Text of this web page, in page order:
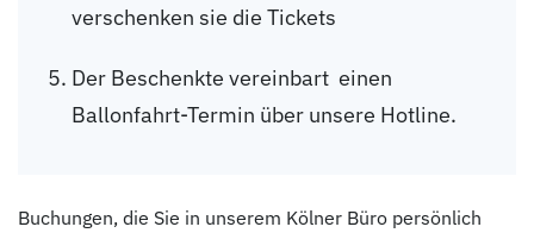
verschenken sie die Tickets
Der Beschenkte vereinbart einen
Ballonfahrt-Termin über unsere Hotline.
Buchungen, die Sie in unserem Kölner Büro persönlich